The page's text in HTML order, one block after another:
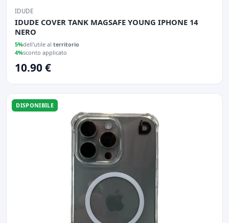
IDUDE
IDUDE COVER TANK MAGSAFE YOUNG IPHONE 14
NERO
5%dell'utile al territorio
4%sconto applicato
10.90 €
DISPONIBILE